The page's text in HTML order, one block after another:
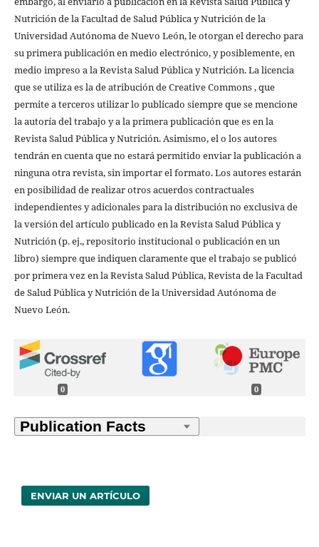
Nutrición de la Facultad de Salud Pública y Nutrición de la
Universidad Autónoma de Nuevo León, le otorgan el derecho para
su primera publicación en medio electrónico, y posiblemente, en
medio impreso a la Revista Salud Pública y Nutrición. La licencia
que se utiliza es la de atribución de Creative Commons , que
permite a terceros utilizar lo publicado siempre que se mencione
la autoría del trabajo y a la primera publicación que es en la
Revista Salud Pública y Nutrición. Asimismo, el o los autores
tendrán en cuenta que no estará permitido enviar la publicación a
ninguna otra revista, sin importar el formato. Los autores estarán
en posibilidad de realizar otros acuerdos contractuales
independientes y adicionales para la distribución no exclusiva de
la versión del artículo publicado en la Revista Salud Pública y
Nutrición (p. ej., repositorio institucional o publicación en un
libro) siempre que indiquen claramente que el trabajo se publicó
por primera vez en la Revista Salud Pública, Revista de la Facultad
de Salud Pública y Nutrición de la Universidad Autónoma de
Nuevo León.
0 0
ENVIAR UN ARTÍCULO